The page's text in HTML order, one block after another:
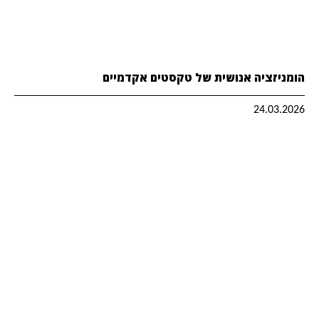
הומניזציה אנושית של טקסטים אקדמיים
24.03.2026